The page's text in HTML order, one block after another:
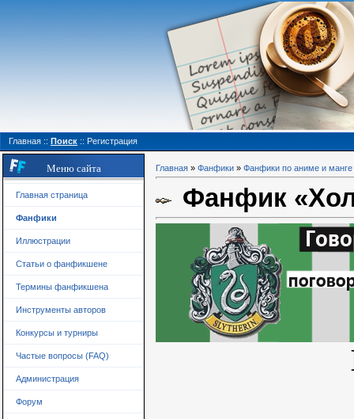
Главная :: Поиск :: Регистрация
Меню сайта
Главная страница
Фанфики
Иллюстрации
Статьи о фанфикшене
Термины фанфикшена
Инструменты авторов
Конкурсы и турниры
Частые вопросы (FAQ)
Администрация
Форум
Главная » Фанфики » Фанфики по аниме и манге
Фанфик